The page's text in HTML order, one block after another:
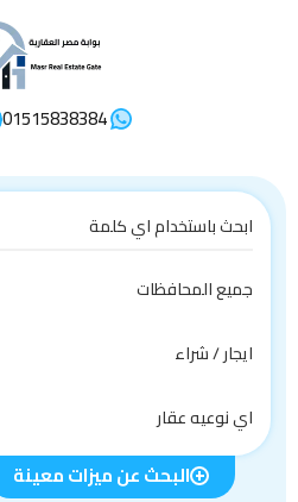
01515838384
جميع المحافظات
ايجار / شراء
اي نوعيه عقار
البحث عن ميزات معينة